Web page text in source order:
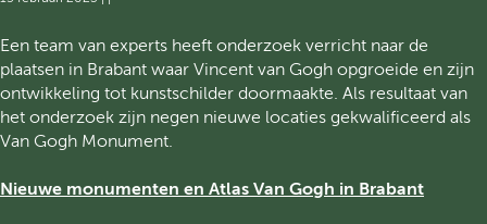
e
r
l
a
n
e
u
w
e
A
l
N
e
g
e
n
i
Een team van experts heeft onderzoek verricht naar de
plaatsen in Brabant waar Vincent van Gogh opgroeide en zijn
ontwikkeling tot kunstschilder doormaakte. Als resultaat van
het onderzoek zijn negen nieuwe locaties gekwalificeerd als
Van Gogh Monument.
Nieuwe monumenten en Atlas Van Gogh in Brabant